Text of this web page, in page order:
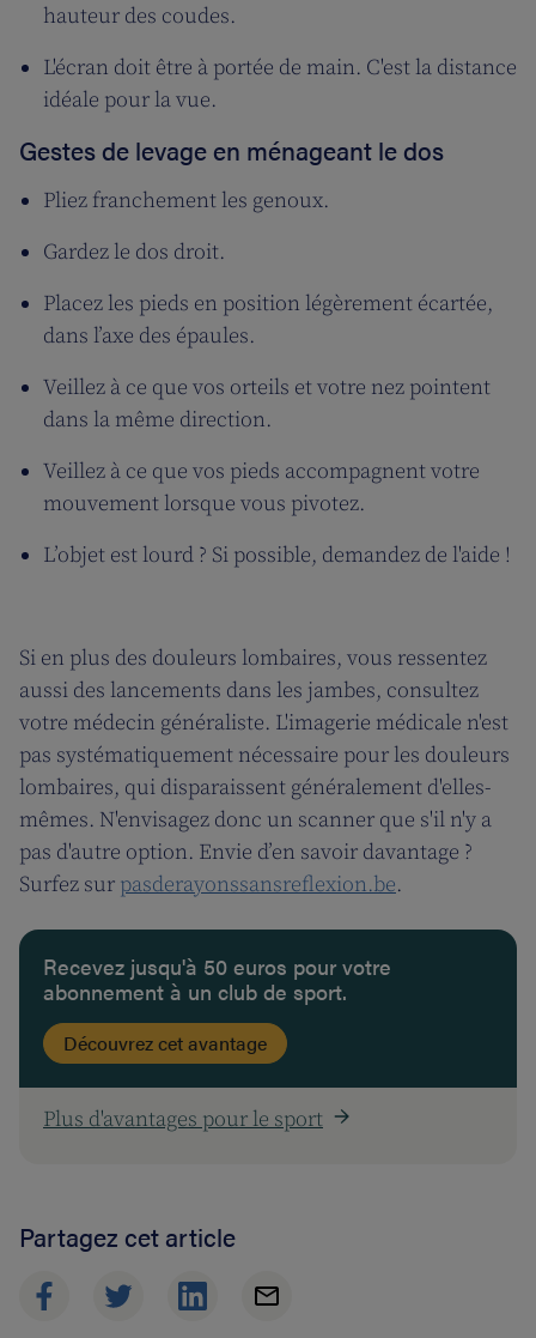
hauteur des coudes.
L'écran doit être à portée de main. C'est la distance
idéale pour la vue.
Gestes de levage en ménageant le dos
Pliez franchement les genoux.
Gardez le dos droit.
Placez les pieds en position légèrement écartée,
dans l’axe des épaules.
Veillez à ce que vos orteils et votre nez pointent
dans la même direction.
Veillez à ce que vos pieds accompagnent votre
mouvement lorsque vous pivotez.
L’objet est lourd ? Si possible, demandez de l'aide !
Si en plus des douleurs lombaires, vous ressentez
aussi des lancements dans les jambes, consultez
votre médecin généraliste. L'imagerie médicale n'est
pas systématiquement nécessaire pour les douleurs
lombaires, qui disparaissent généralement d'elles-
mêmes. N'envisagez donc un scanner que s'il n'y a
pas d'autre option. Envie d’en savoir davantage ?
Surfez sur pasderayonssansreflexion.be.
Recevez jusqu'à 50 euros pour votre
abonnement à un club de sport.
Découvrez cet avantage
Plus d'avantages pour le sport
Partagez cet article